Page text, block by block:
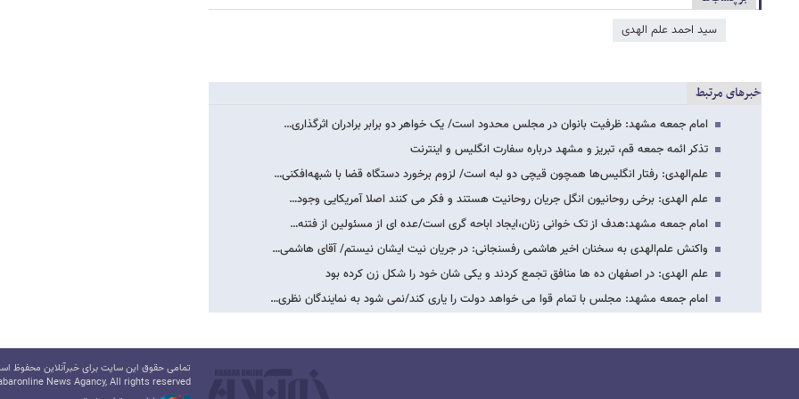
سید احمد علم الهدی
خبرهای مرتبط
امام جمعه مشهد: ظرفیت بانوان در مجلس محدود است/ یک خواهر دو برابر برادران اثرگذاری…
تذکر ائمه جمعه قم، تبریز و مشهد درباره سفارت انگلیس و اینترنت
علم‌الهدی: رفتار انگلیس‌ها همچون قیچی دو لبه است/ لزوم برخورد دستگاه قضا با شبهه‌افکنی…
علم الهدی: برخی روحانیون انگل جریان روحانیت هستند و فکر می کنند اصلا آمریکایی وجود…
امام جمعه مشهد:هدف از تک خوانی زنان،ایجاد اباحه گری است/عده ای از مسئولین از فتنه…
واکنش علم‌الهدی به سخنان اخیر هاشمی رفسنجانی: در جریان نیت ایشان نیستم/ آقای هاشمی…
علم الهدی: در اصفهان ده ها منافق تجمع کردند و یکی شان خود را شکل زن کرده بود
امام جمعه مشهد: مجلس با تمام قوا می خواهد دولت را یاری کند/نمی شود به نمایندگان نظری…
تمامی حقوق این سایت برای خبرآنلاین محفوظ
News Agancy, All rights reserved